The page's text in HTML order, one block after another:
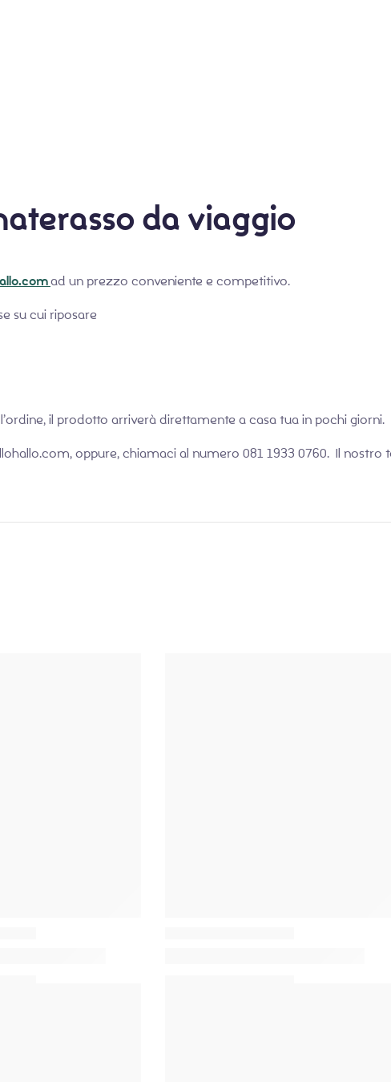
da viaggio
ad un prezzo conveniente e competitivo.
su cui riposare
il prodotto arriverà direttamente a casa tua in pochi giorni.
, oppure, chiamaci al numero 081 1933 0760. Il nostro